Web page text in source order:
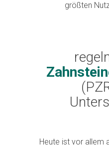
größten
Heute ist vor allem